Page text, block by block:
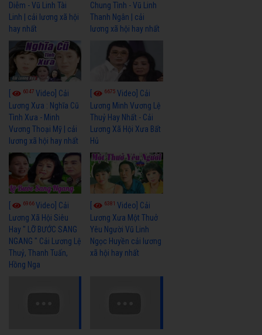
Diễm - Vũ Linh Tài
Linh | cải lương xã hội
hay nhất
Chung Tình - Vũ Linh
Thanh Ngân | cải
lương xã hội hay nhất
6047 Video] Cải
Lương Xưa : Nghĩa Cũ
Tình Xưa - Minh
Vương Thoại Mỹ | cải
lương xã hội hay nhất
6675Video] Cải
Lương Minh Vương Lệ
Thuỷ Hay Nhất - Cải
Lương Xã Hội Xưa Bất
Hủ
6966Video] Cải
Lương Xã Hội Siêu
Hay " LỠ BƯỚC SANG
NGANG " Cải Lương Lệ
Thuỷ, Thanh Tuấn,
Hồng Nga
6381Video] Cải
Lương Xưa Một Thuở
Yêu Người Vũ Linh
Ngọc Huyền cải lương
xã hội hay nhất